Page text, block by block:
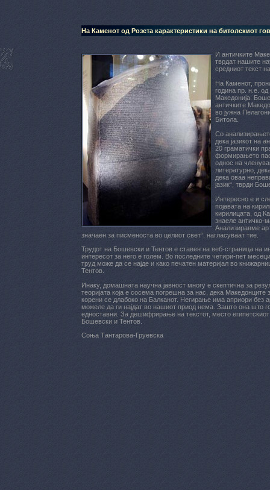
На Каменот од Розета карактеристики на битолскиот
И античките
тврдат нашите
средниот текст
На Каменот,
година пр. н.е.
Македонија.
античките
во јужна
Битола.
Со
дека јазикот на
20 граматички
формирањето
однос на
литературно,
дека оваа
јазик“, тврди
Интересно е и
појавата на
кирилицата, од
знаеле античко-
Анализиравме
значаен за писменоста во целиот свет“, нагласуваат тие.
Трудот на Бошевски и Тентов е ставен на веб-страница на
интересот за него е голем. Во последните четири-пет
труд може да се најде и како печатен материјал во
Тентов.
Инаку, домашната научна јавност многу е скептична за
теоријата која е сосема погрешна за нас, дека
корени се длабоко на Балканот. Негирање има априори без
можеле да ги најдат во нашиот приод нема. Зашто она што
едноставни. За дешифрирање на текстот, место
Бошевски и Тентов.
Соња Тантарова-Груевска